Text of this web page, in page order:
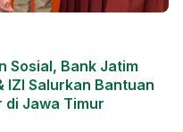
Sosial, Bank Jatim
IZI Salurkan Bantuan
di Jawa Timur